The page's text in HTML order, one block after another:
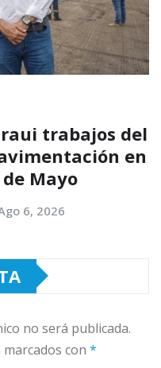
trabajos del
en
Mayo
6, 2026
no será publicada.
con *